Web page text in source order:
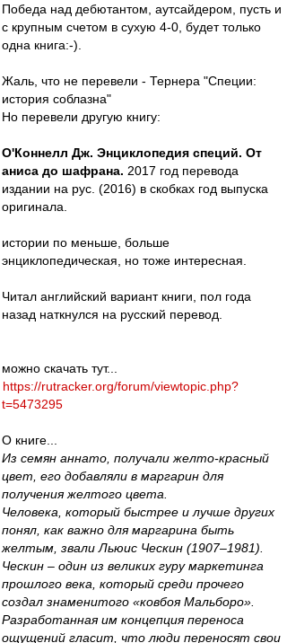
Победа над дебютантом, аутсайдером, пусть и
с крупным счетом в сухую 4-0, будет только
одна книга:-).
Жаль, что не перевели - Тернера "Специи:
история соблазна"
Но перевели другую книгу:
О'Коннелл Дж. Энциклопедия специй. От
аниса до шафрана. 2017 год перевода
издании на рус. (2016) в скобках год выпуска
оригинала.
истории по меньше, больше
энциклопедическая, но тоже интересная.
Читал английский вариант книги, пол года
назад наткнулся на русский перевод.
можно скачать тут...
https://rutracker.org/forum/viewtopic.php?
t=5473295
О книге...
Из семян аннато, получали желто-красный
цвет, его добавляли в маргарин для
получения желтого цвета.
Человека, который быстрее и лучше других
понял, как важно для маргарина быть
желтым, звали Льюис Ческин (1907–1981).
Ческин – один из великих гуру маркетинга
прошлого века, который среди прочего
создал знаменитого «ковбоя Мальборо».
Разработанная им концепция переноса
ощущений гласит, что люди переносят свои